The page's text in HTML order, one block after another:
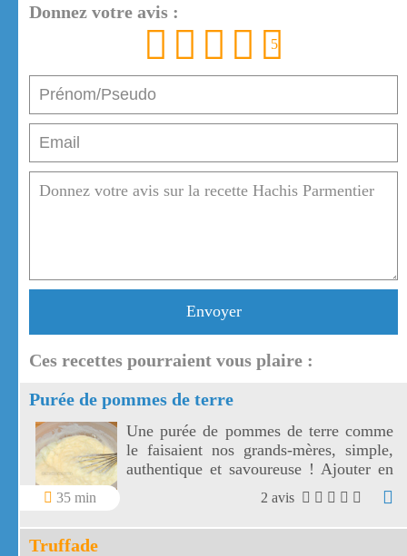
Donnez votre avis :
5
Envoyer
Ces recettes pourraient vous plaire :
Purée de pommes de terre
35 min
Une purée de pommes de terre comme
le faisaient nos grands-mères, simple,
authentique et savoureuse ! Ajouter en
accompagnement à cette délicieuse
purée de pommes de terre, les saucisses
de votre choix ou un rôti avec son jus
2 avis
Truffade